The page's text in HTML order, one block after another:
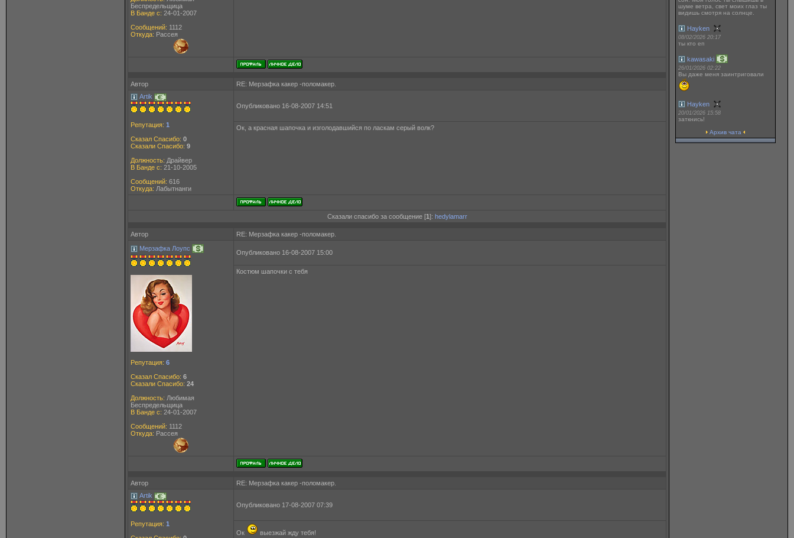
Беспредельщица
В Банде с: 24-01-2007
Сообщений: 1112
Откуда: Рассея
Автор
RE: Мерзафка какер -поломакер.
Artik
Репутация: 1
Сказал Спасибо: 0
Сказали Спасибо: 9
Должность: Драйвер
В Банде с: 21-10-2005
Сообщений: 616
Откуда: Лабытнанги
Опубликовано 16-08-2007 14:51
Ок, а красная шапочка и изголодавшийся по ласкам серый волк?
Сказали спасибо за сообщение [1]: hedylamarr
Автор
RE: Мерзафка какер -поломакер.
Мерзафка Лоупс
Репутация: 6
Сказал Спасибо: 6
Сказали Спасибо: 24
Должность: Любимая
Беспредельщица
В Банде с: 24-01-2007
Сообщений: 1112
Откуда: Рассея
Опубликовано 16-08-2007 15:00
Костюм шапочки с тебя
Автор
RE: Мерзафка какер -поломакер.
Artik
Репутация: 1
Опубликовано 17-08-2007 07:39
Ок выезжай жду тебя!
шуме ветра, свет моих глаз ты
видишь смотря на солнце.
Hayken
08/02/2026 20:17
ты кто еп
kawasaki
26/01/2026 02:22
Вы даже меня заинтриговали
Hayken
20/01/2026 15:58
заткнись!
Архив чата